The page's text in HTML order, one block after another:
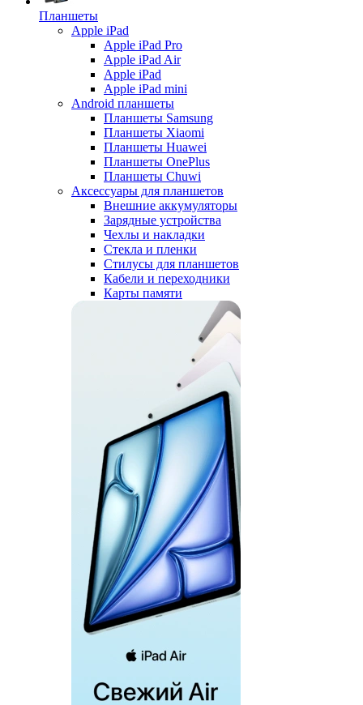
Планшеты
Apple iPad
Apple iPad Pro
Apple iPad Air
Apple iPad
Apple iPad mini
Android планшеты
Планшеты Samsung
Планшеты Xiaomi
Планшеты Huawei
Планшеты OnePlus
Планшеты Chuwi
Аксессуары для планшетов
Внешние аккумуляторы
Зарядные устройства
Чехлы и накладки
Стекла и пленки
Стилусы для планшетов
Кабели и переходники
Карты памяти